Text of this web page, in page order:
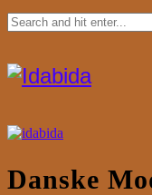
Danske